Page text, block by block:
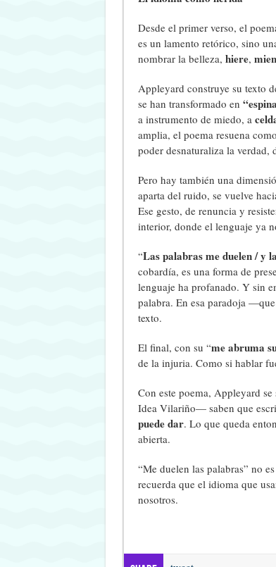
Desde el primer verso, el
es un lamento retórico, sino
nombrar la belleza, hiere,
Appleyard construye su texto
se han transformado en
a instrumento de miedo, a
amplia, el poema resuena
poder desnaturaliza la
Pero hay también una
aparta del ruido, se vuelve
Ese gesto, de renuncia y
interior, donde el lenguaje ya
“Las palabras me duelen / y
cobardía, es una forma de
lenguaje ha profanado. Y sin
palabra. En esa paradoja
texto.
El final, con su “me abruma
de la injuria. Como si hablar
Con este poema, Appleyard
Idea Vilariño— saben que
puede dar. Lo que queda
abierta.
“Me duelen las palabras” no
recuerda que el idioma que
nosotros.